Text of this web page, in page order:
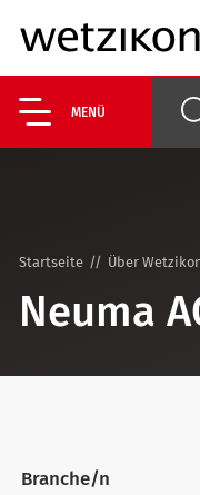
MENÜ
Startseite Über
Neuma
Branche/n